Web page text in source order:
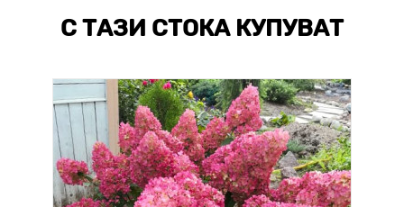
С ТАЗИ СТОКА КУПУВАТ